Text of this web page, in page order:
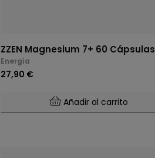
ZZEN Magnesium 7+ 60 Cápsulas
Energía
27,90 €
Añadir al carrito